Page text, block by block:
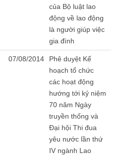
của Bộ luật lao
động về lao động
là người giúp việc
gia đình
07/08/2014
Phê duyệt Kế
hoạch tổ chức
các hoạt động
hướng tới kỷ niệm
70 năm Ngày
truyền thống và
Đại hội Thi đua
yêu nước lần thứ
IV ngành Lao